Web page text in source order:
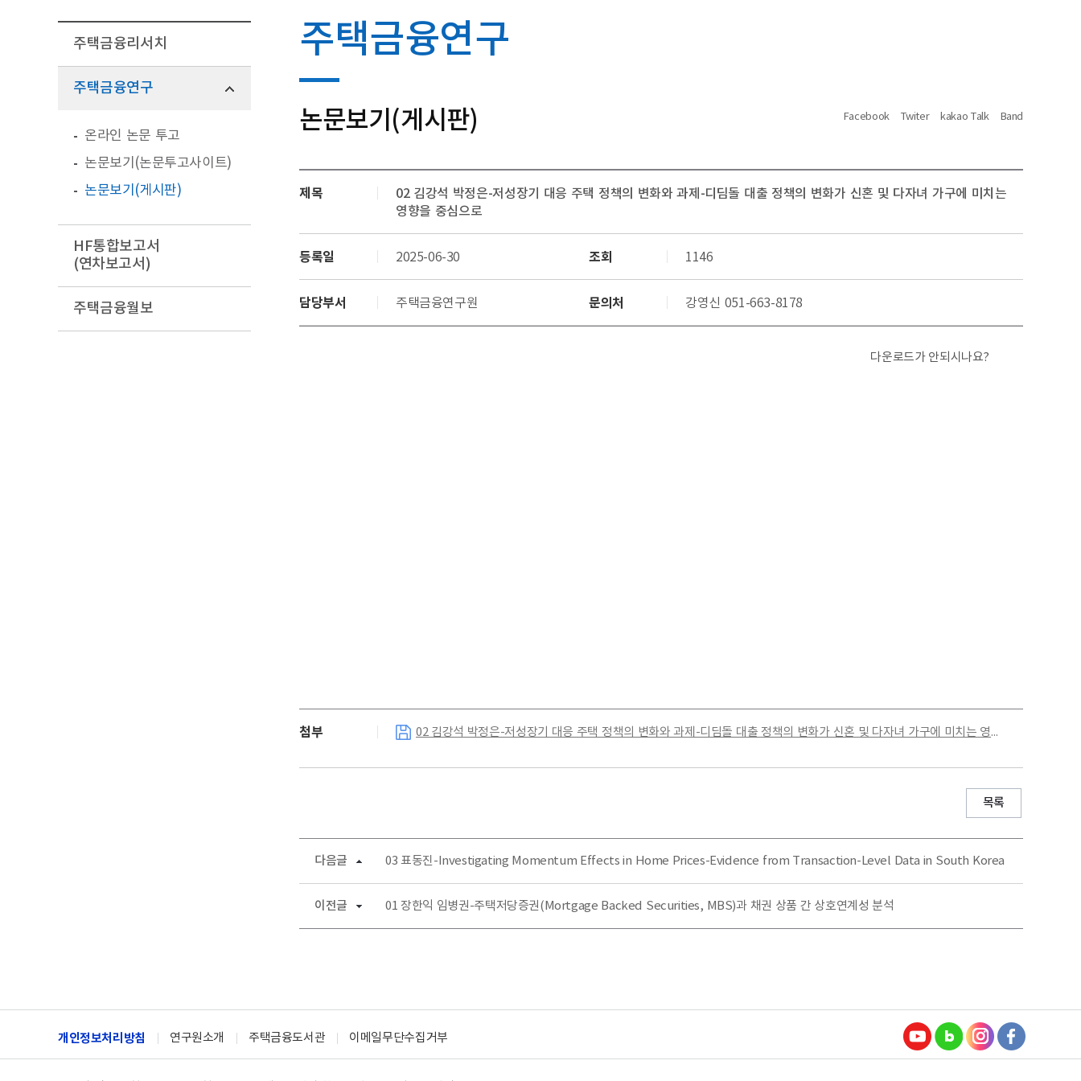
주택금융리서치
주택금융연구
온라인 논문 투고
논문보기(논문투고사이트)
논문보기(게시판)
HF통합보고서
(연차보고서)
주택금융월보
주택금융연구
논문보기(게시판) Facebook Twiter kakao Talk Band
제목
02 김강석 박정은-저성장기 대응 주택 정책의 변화와 과제-디딤돌 대출 정책의 변화가 신혼 및 다자녀 가구에 미치는
영향을 중심으로
등록일 2025-06-30 조회 1146
담당부서 주택금융연구원 문의처 강영신 051-663-8178
다운로드가 안되시나요?
첨부 02 김강석 박정은-저성장기 대응 주택 정책의 변화와 과제-디딤돌 대출 정책의 변화가 신혼 및 다자녀 가구에 미치는 영향을 중심으로.pdf
목록
다음글 03 표동진-Investigating Momentum Effects in Home Prices-Evidence from Transaction-Level Data in South Korea
이전글 01 장한익 임병권-주택저당증권(Mortgage Backed Securities, MBS)과 채권 상품 간 상호연계성 분석
개인정보처리방침 연구원소개 주택금융도서관 이메일무단수집거부